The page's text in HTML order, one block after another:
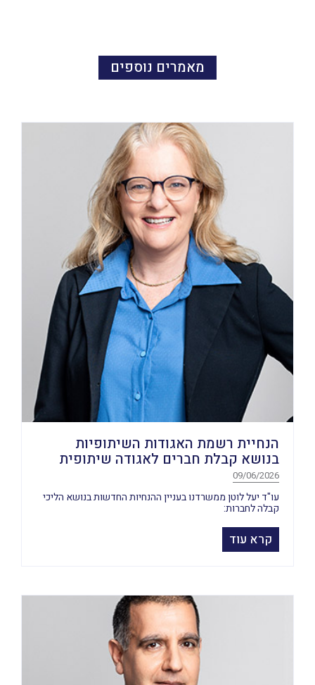
מאמרים נוספים
הנחיית רשמת האגודות השיתופיות
בנושא קבלת חברים לאגודה שיתופית
09/06/2026
עו"ד יעל לוטן ממשרדנו בעניין ההנחיות החדשות בנושא הליכי
קבלה לחברות:
קרא עוד